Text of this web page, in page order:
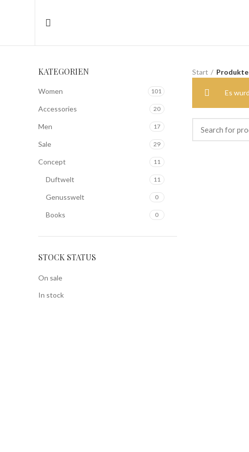
KATEGORIEN
Accessories 20
Concept 11
Books 0
Duftwelt 11
Genusswelt 0
Men 17
Sale 29
Women 101
STOCK STATUS
On sale
In stock
Start
Es